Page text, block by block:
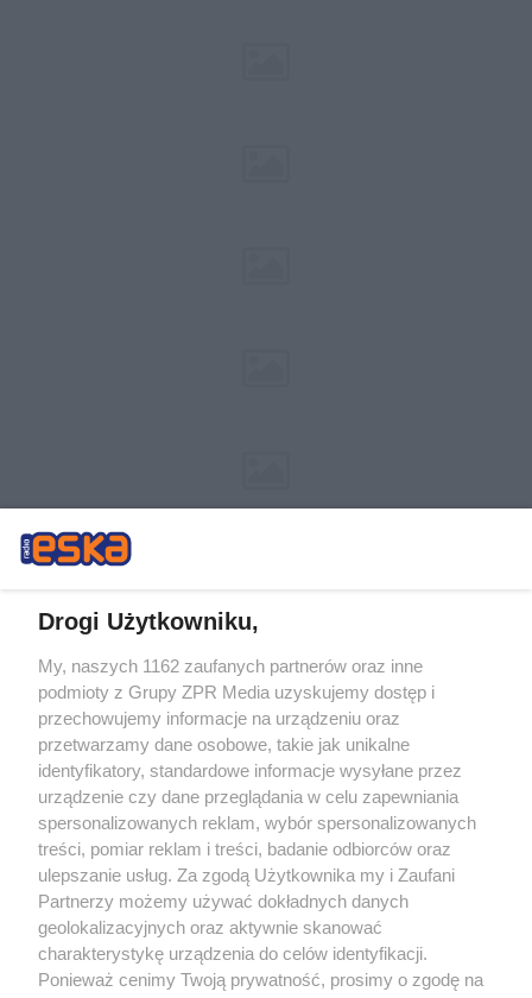
Żaden utwór zamieszczony w serwisie nie może być powielany i
rozpowszechniany lub dalej rozpowszechniany w jakikolwiek sposób (w
tym także elektroniczny lub mechaniczny) na jakimkolwiek polu
eksploatacji w jakiejkolwiek formie, włącznie z umieszczaniem w Internecie
bez pisemnej zgody właściciela praw. Jakiekolwiek użycie lub
wykorzystanie utworów w całości lub w części z naruszeniem prawa, tzn.
bez właściwej zgody, jest zabronione pod groźbą kary i może być ścigane
prawnie.
O nas
Drogi Użytkowniku,
My, naszych 1162 zaufanych partnerów oraz inne
podmioty z Grupy ZPR Media uzyskujemy dostęp i
przechowujemy informacje na urządzeniu oraz
przetwarzamy dane osobowe, takie jak unikalne
identyfikatory, standardowe informacje wysyłane przez
urządzenie czy dane przeglądania w celu zapewniania
spersonalizowanych reklam, wybór spersonalizowanych
treści, pomiar reklam i treści, badanie odbiorców oraz
ulepszanie usług. Za zgodą Użytkownika my i Zaufani
Partnerzy możemy używać dokładnych danych
geolokalizacyjnych oraz aktywnie skanować
charakterystykę urządzenia do celów identyfikacji.
Ponieważ cenimy Twoją prywatność, prosimy o zgodę na